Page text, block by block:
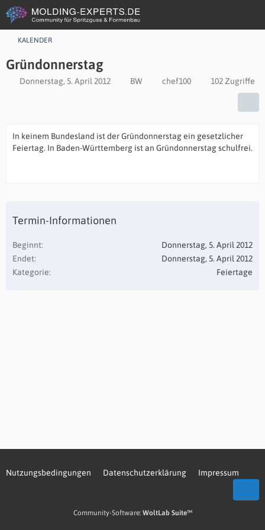
KALENDER
Gründonnerstag
Donnerstag, 5. April 2012 BW chef100 102 Zugriffe
In keinem Bundesland ist der Gründonnerstag ein gesetzlicher
Feiertag. In Baden-Württemberg ist an Gründonnerstag schulfrei.
Termin-Informationen
Beginnt
Donnerstag, 5. April 2012
Endet
Donnerstag, 5. April 2012
Kategorie
Feiertage
Nutzungsbedingungen Datenschutzerklärung Impressum
Community-Software: WoltLab Suite™